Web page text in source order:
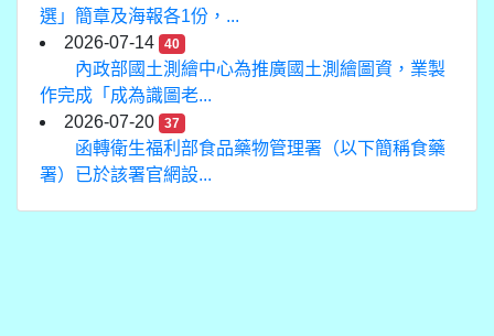
選」簡章及海報各1份，...
2026-07-14
40
內政部國土測繪中心為推廣國土測繪圖資，業製
作完成「成為識圖老...
2026-07-20
37
函轉衛生福利部食品藥物管理署（以下簡稱食藥
署）已於該署官網設...